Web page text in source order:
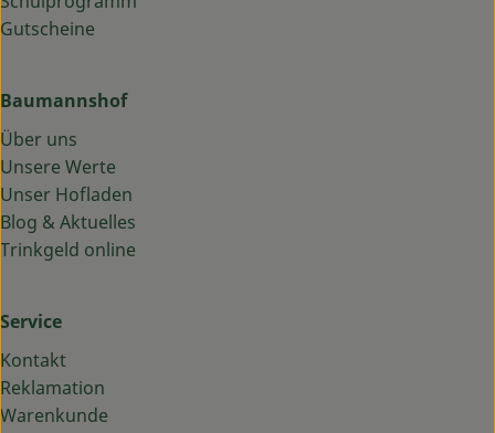
Gutscheine
Baumannshof
Über uns
Unsere Werte
Unser Hofladen
Blog & Aktuelles
Trinkgeld online
Service
Kontakt
Reklamation
Warenkunde